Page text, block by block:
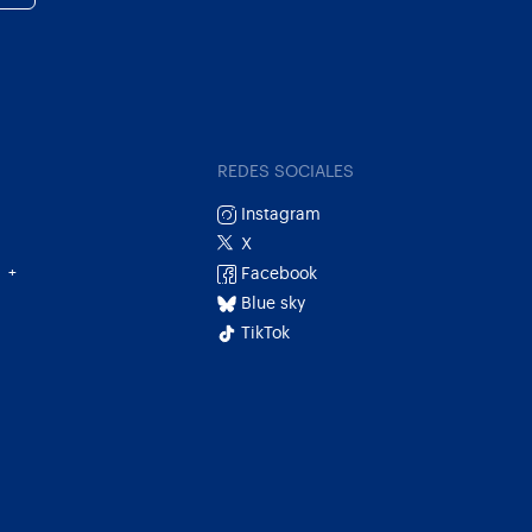
+
REDES SOCIALES
Instagram
X
Facebook
Blue sky
TikTok